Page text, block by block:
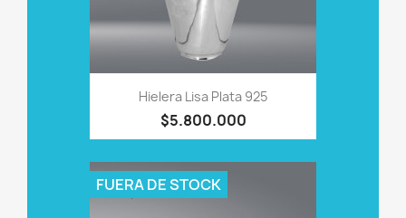
Hielera Lisa Plata 925
$5.800.000
FUERA DE STOCK